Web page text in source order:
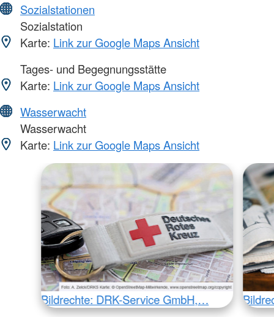
Sozialstationen
Sozialstation
Karte: Link zur Google Maps Ansicht
Tages- und Begegnungsstätte
Karte: Link zur Google Maps Ansicht
Wasserwacht
Wasserwacht
Karte: Link zur Google Maps Ansicht
Bildrechte: DRK-Service GmbH,…